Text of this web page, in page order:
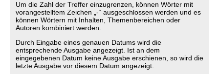
Um die Zahl der Treffer einzugrenzen, können Wörter mit
vorangestelltem Zeichen „-“ ausgeschlossen werden und es
können Wörtern mit Inhalten, Themenbereichen oder
Autoren kombiniert werden.
Durch Eingabe eines genauen Datums wird die
entsprechende Ausgabe angezeigt. Ist an dem
eingegebenen Datum keine Ausgabe erschienen, so wird die
letzte Ausgabe vor diesem Datum angezeigt.